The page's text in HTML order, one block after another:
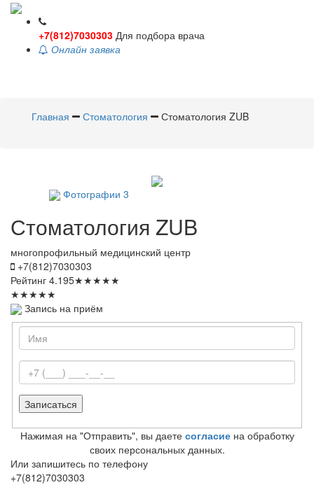
+7(812)7030303 Для подбора врача
Онлайн заявка
Главная
Стоматология Стоматология ZUB
Фотографии 3
Стоматология ZUB
многопрофильный медицинский центр
+7(812)7030303
Рейтинг 4.195★★★★★
★★★★★
Запись на приём
Нажимая на "Отправить", вы даете согласиена обработку
своих персональных данных.
Или запишитесь по телефону
+7(812)7030303